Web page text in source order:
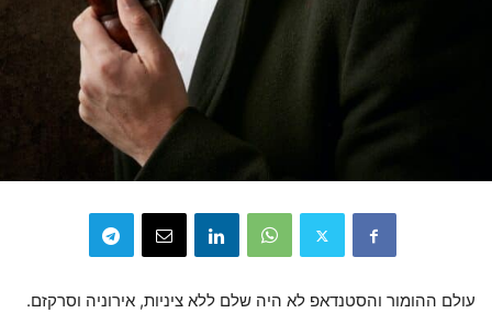
עולם ההומור והסטנדאפ לא היה שלם ללא ציניות, אירוניה וסרקזם.